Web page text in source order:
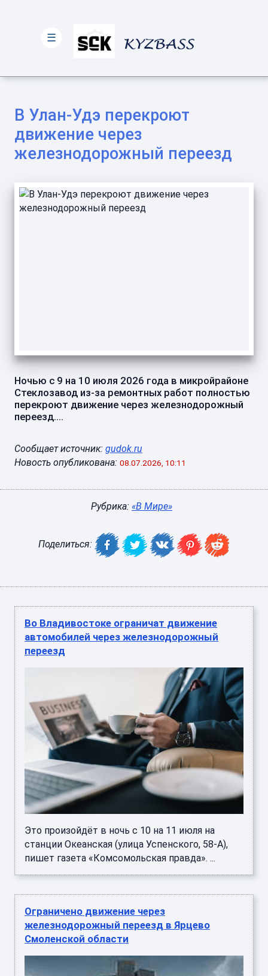
В Улан-Удэ перекроют
движение через
железнодорожный переезд
Ночью с 9 на 10 июля 2026 года в микройрайоне
Стеклозавод из-за ремонтных работ полностью
перекроют движение через железнодорожный
переезд....
Сообщает источник: gudok.ru
Новость опубликована: 08.07.2026, 10:11
Рубрика: «В Мире»
Поделиться:
Во Владивостоке ограничат движение
автомобилей через железнодорожный
переезд
Это произойдёт в ночь с 10 на 11 июля на
станции Океанская (улица Успенского, 58-А),
пишет газета «Комсомольская правда». ...
Ограничено движение через
железнодорожный переезд в Ярцево
Смоленской области
☰